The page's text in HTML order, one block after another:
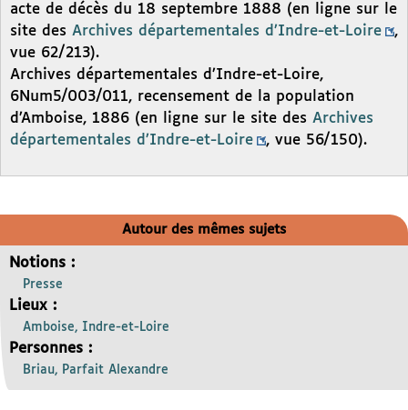
acte de décès du 18 septembre 1888 (en ligne sur le
site des Archives départementales d’Indre-et-Loire
,
vue 62/213).
Archives départementales d’Indre-et-Loire,
6Num5/003/011, recensement de la population
d’Amboise, 1886 (en ligne sur le site des Archives
départementales d’Indre-et-Loire
, vue 56/150).
Autour des mêmes sujets
Notions :
Presse
Lieux :
Amboise, Indre-et-Loire
Personnes :
Briau, Parfait Alexandre